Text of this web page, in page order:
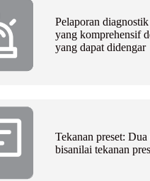
Pelaporan
yang komprehensif
yang dapat didengar
Tekanan preset:
bisanilai tekanan